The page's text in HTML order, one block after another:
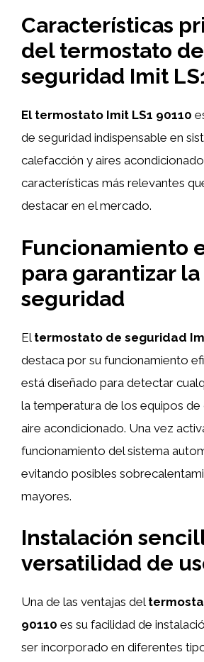
Características
del termostato de
seguridad Imit
El termostato Imit LS1 90110
de seguridad indispensable en
calefacción y aires
características más relevantes
destacar en el mercado.
Funcionamiento
para garantizar la
seguridad
El termostato de seguridad
destaca por su funcionamiento
está diseñado para detectar
la temperatura de los equipos
aire acondicionado. Una vez
funcionamiento del sistema
evitando posibles
mayores.
Instalación
versatilidad de
Una de las ventajas del
90110 es su facilidad de
ser incorporado en diferentes